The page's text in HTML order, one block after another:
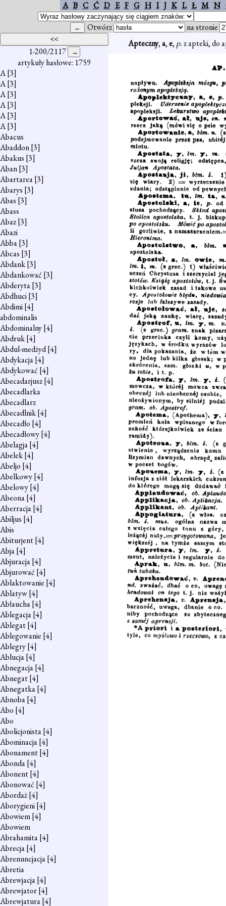
A B C Ć D E F G H I J K L Ł M N
Otwórz na stronie
1-200/2117
artykuły hasłowe: 1759
A[3]
A[3]
A[3]
A[3]
A[3]
A[3]
Abacus
Abaddon[3]
Abakus [3]
Aban[3]
Abartarea[3]
Abarys [3]
Abas [3]
Abass
Abaz[3]
Abazi
Abba[3]
Abcas [3]
Abdank[3]
Abdankować [3]
Abderyta[3]
Abdhuci[3]
Abdimi[4]
abdominalis
Abdominalny[4]
Abdruk[4]
Abdul-medżyd[4]
Abdykacja[4]
Abdykować [4]
Abecadarjusz[4]
Abecadlarka
Abecadlarz
Abecadlnik[4]
Abecadło [4]
Abecadłowy[4]
Abelagja[4]
Abelek[4]
Abeljo [4]
Abelkowy[4]
Abelowy[4]
Abeona[4]
Aberracja[4]
Abiljus [4]
Abis
Abiturjent[4]
Abja[4]
Abjuracja[4]
Abjurować [4]
Ablaktowanie [4]
Ablatyw[4]
Abłaucha[4]
Ablegacja[4]
Ablegat[4]
Ablegowanie [4]
Ablegry[4]
Ablucja[4]
Abnegacja[4]
Abnegat[4]
Abnegatka[4]
Abnoba[4]
Abo [4]
Abo
Abolicjonista[4]
Abominacja[4]
Abonament[4]
Abonda[4]
Abonent[4]
Abonować [4]
Abordaż[4]
Aborygieni[4]
Abowiem[4]
Abowiem
Abrahamita[4]
Abrecja[4]
Abrenuncjacja[4]
Abretia
Abrewjacja[4]
Abrewjator[4]
Abrewjatura[4]
Apteczny,a,e, p.z apteki, do